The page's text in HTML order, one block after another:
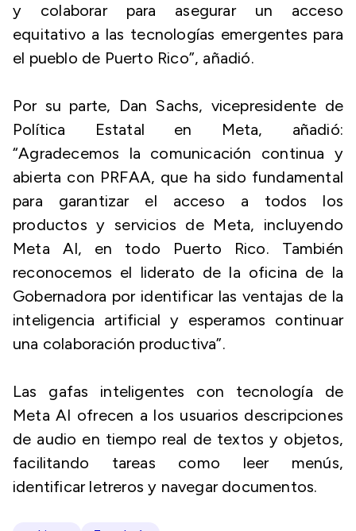
y colaborar para asegurar un acceso
equitativo a las tecnologías emergentes para
el pueblo de Puerto Rico”, añadió.
Por su parte, Dan Sachs, vicepresidente de
Política Estatal en Meta, añadió:
“Agradecemos la comunicación continua y
abierta con PRFAA, que ha sido fundamental
para garantizar el acceso a todos los
productos y servicios de Meta, incluyendo
Meta AI, en todo Puerto Rico. También
reconocemos el liderato de la oficina de la
Gobernadora por identificar las ventajas de la
inteligencia artificial y esperamos continuar
una colaboración productiva”.
Las gafas inteligentes con tecnología de
Meta AI ofrecen a los usuarios descripciones
de audio en tiempo real de textos y objetos,
facilitando tareas como leer menús,
identificar letreros y navegar documentos.